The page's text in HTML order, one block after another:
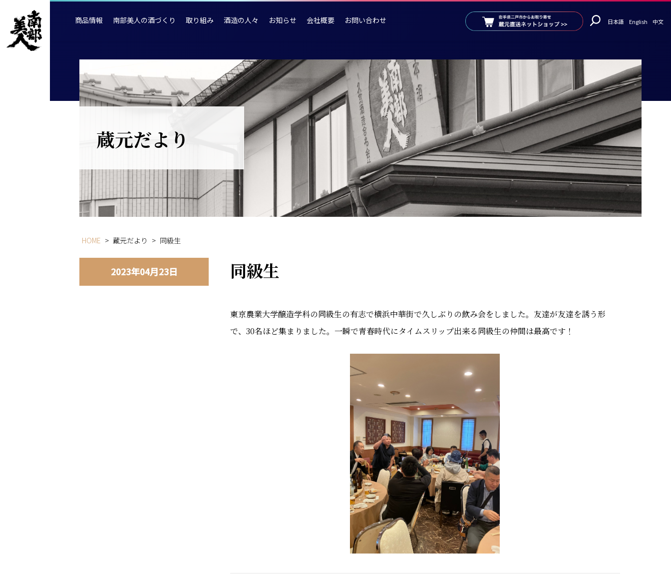
商品情報 南部美人の酒づくり 取り組み 酒造の人々 お知らせ 会社概要 お問い合わせ 日本語 English 中文
蔵元だより
HOME > 蔵元だより > 同級生
2023年04月23日 同級生
東京農業大学醸造学科の同級生の有志で横浜中華街で久しぶりの飲み会をしました。友達が友達を誘う形
で、30名ほど集まりました。一瞬で青春時代にタイムスリップ出来る同級生の仲間は最高です！